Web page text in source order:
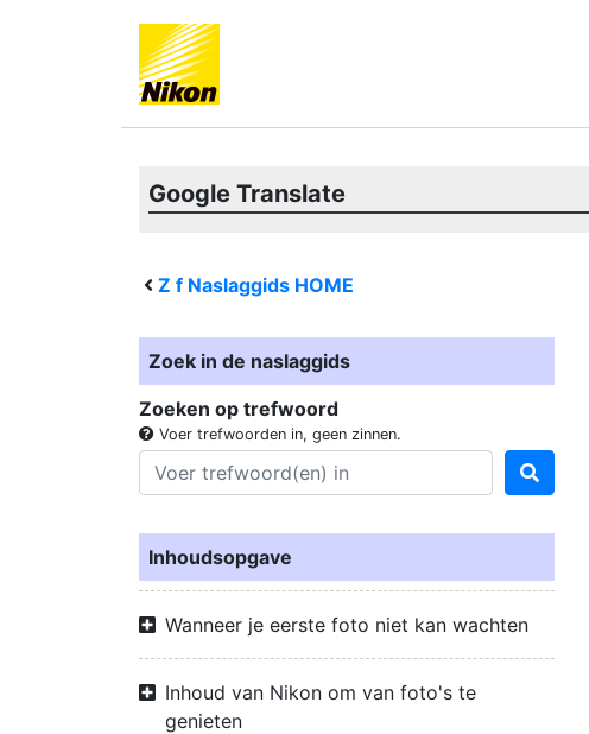
Google Translate
Z f Naslaggids HOME
Zoek in de naslaggids
Zoeken op trefwoord
Voer trefwoorden in, geen zinnen.
Inhoudsopgave
Wanneer je eerste foto niet kan wachten
Inhoud van Nikon om van foto's te
genieten